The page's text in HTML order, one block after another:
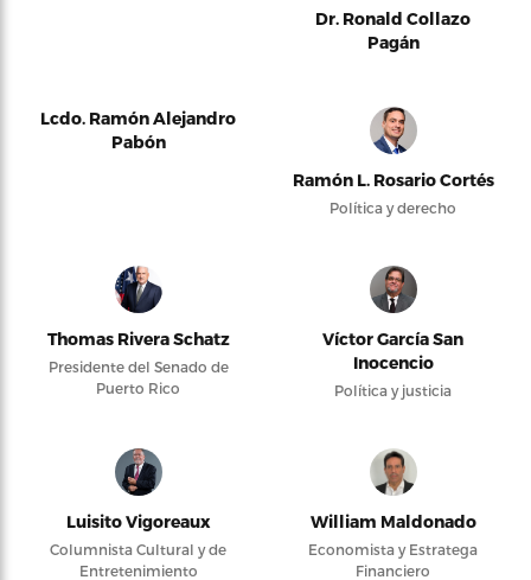
Dr. Ronald Collazo
Pagán
Lcdo. Ramón Alejandro
Pabón
Ramón L. Rosario Cortés
Política y derecho
Thomas Rivera Schatz
Presidente del Senado de
Puerto Rico
Víctor García San
Inocencio
Política y justicia
Luisito Vigoreaux
Columnista Cultural y de
Entretenimiento
William Maldonado
Economista y Estratega
Financiero